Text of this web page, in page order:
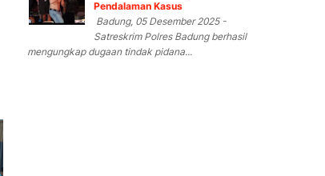
Pendalaman Kasus
Badung, 05 Desember 2025 -
Satreskrim Polres Badung berhasil
mengungkap dugaan tindak pidana...